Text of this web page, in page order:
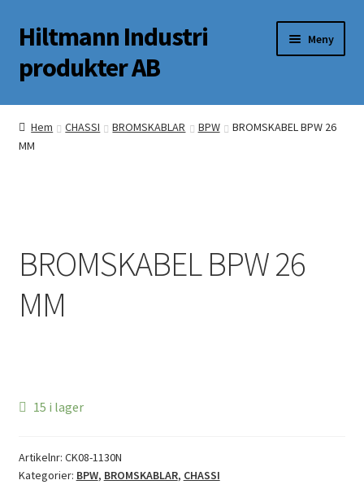
Hoppa
till
navigering
Hoppa
till
innehåll
Hiltmann Industri
produkter AB
Meny
Butik
Om oss
Hem CHASSI BROMSKABLAR BPW
BROMSKABEL BPW 26
MM
BROMSKABEL BPW 26
MM
15 i lager
Artikelnr: CK08-1130N
Kategorier: BPW, BROMSKABLAR, CHASSI